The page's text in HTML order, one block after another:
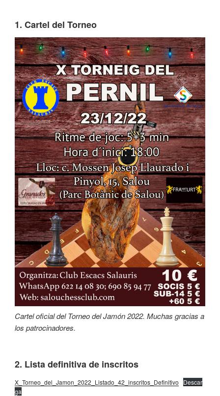
1. Cartel del Torneo
Cartel oficial del Torneo del Jamón 2022. Muchas gracias a
los patrocinadores.
2. Lista definitiva de inscritos
X_Torneo_del_Jamon_2022_Listado_42_inscritos_Definitivo
Descar
ga